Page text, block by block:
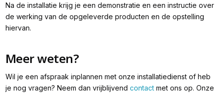
Na de installatie krijg je een demonstratie en een instructie over
de werking van de opgeleverde producten en de opstelling
hiervan.
Meer weten?
Wil je een afspraak inplannen met onze installatiedienst of heb
je nog vragen? Neem dan vrijblijvend contactmet ons op. Onze